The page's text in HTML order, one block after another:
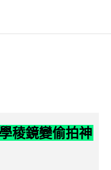
稜鏡變偷拍神